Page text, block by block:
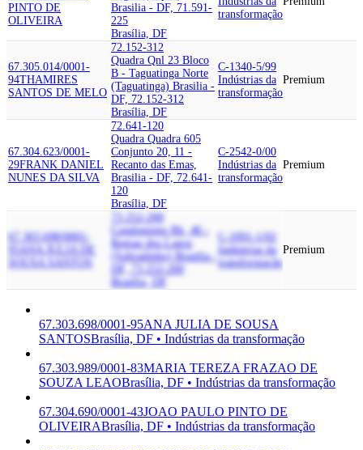
PINTO DE
OLIVEIRA
Brasilia - DF, 71.591-
225
Brasília, DF
transformação
67.305.014/0001-
94THAMIRES
SANTOS DE MELO
72.152-312
Quadra Qnl 23 Bloco
B - Taguatinga Norte
(Taguatinga) Brasilia -
DF, 72.152-312
Brasília, DF
C-1340-5/99
Indústrias da
transformação
Premium
67.304.623/0001-
29FRANK DANIEL
NUNES DA SILVA
72.641-120
Quadra Quadra 605
Conjunto 20, 11 -
Recanto das Emas,
Brasilia - DF, 72.641-
120
Brasília, DF
C-2542-0/00
Indústrias da
transformação
Premium
67.303.698/0001-
95ANA JULIA DE
SOUSA SANTOS
73.252-200
Condominio Rk, 46 -
Regiao dos Lagos
(Sobradinho) Brasilia -
DF, 73.252-200
Brasília, DF
C-1091-1/02
Indústrias da
transformação
Premium
67.303.698/0001-95ANA JULIA DE SOUSA
SANTOSBrasília, DF • Indústrias da transformação
67.303.989/0001-83MARIA TEREZA FRAZAO DE
SOUZA LEAOBrasília, DF • Indústrias da transformação
67.304.690/0001-43JOAO PAULO PINTO DE
OLIVEIRABrasília, DF • Indústrias da transformação